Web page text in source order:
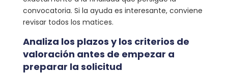
convocatoria. Si la ayuda es interesante, conviene
revisar todos los matices.
Analiza los plazos y los criterios de
valoración antes de empezar a
preparar la solicitud